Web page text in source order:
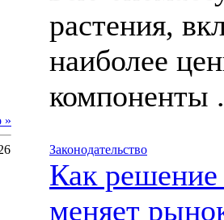
растения,
наиболее
компоненты
»
Законодательство
Как
меняет